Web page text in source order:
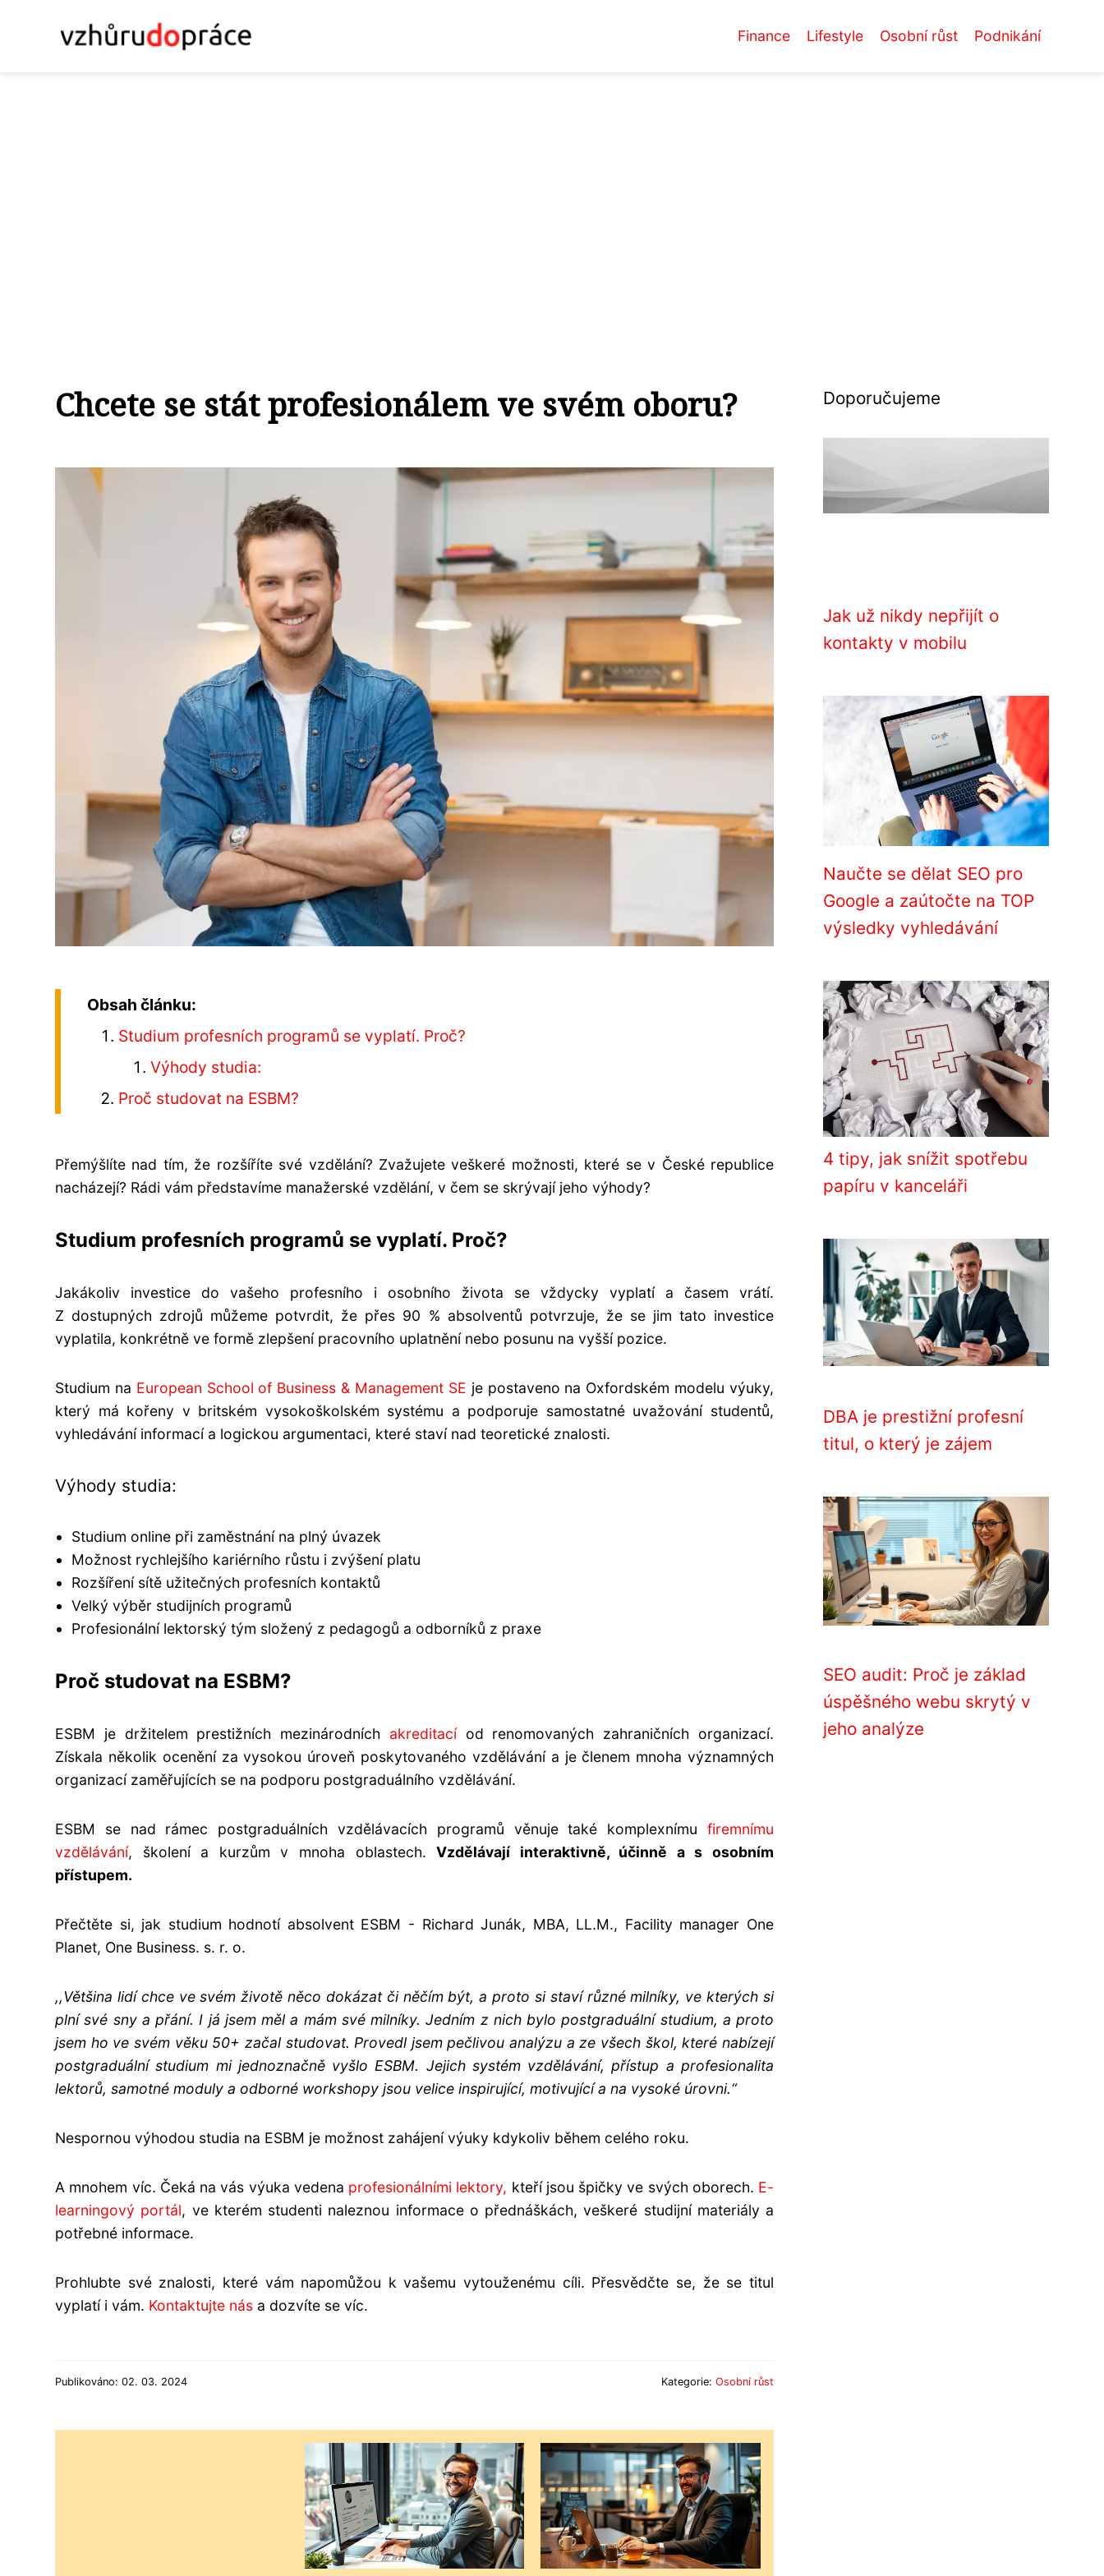
Finance Lifestyle Osobní růst Podnikání
Chcete se stát profesionálem ve svém oboru?
Obsah článku:
Studium profesních programů se vyplatí. Proč?
Výhody studia:
Proč studovat na ESBM?
Přemýšlíte nad tím, že rozšíříte své vzdělání? Zvažujete veškeré možnosti, které se v České republice
nacházejí? Rádi vám představíme manažerské vzdělání, v čem se skrývají jeho výhody?
Studium profesních programů se vyplatí. Proč?
Jakákoliv investice do vašeho profesního i osobního života se vždycky vyplatí a časem vrátí.
Z dostupných zdrojů můžeme potvrdit, že přes 90 % absolventů potvrzuje, že se jim tato investice
vyplatila, konkrétně ve formě zlepšení pracovního uplatnění nebo posunu na vyšší pozice.
Studium na European School of Business & Management SE je postaveno na Oxfordském modelu výuky,
který má kořeny v britském vysokoškolském systému a podporuje samostatné uvažování studentů,
vyhledávání informací a logickou argumentaci, které staví nad teoretické znalosti.
Výhody studia:
Studium online při zaměstnání na plný úvazek
Možnost rychlejšího kariérního růstu i zvýšení platu
Rozšíření sítě užitečných profesních kontaktů
Velký výběr studijních programů
Profesionální lektorský tým složený z pedagogů a odborníků z praxe
Proč studovat na ESBM?
ESBM je držitelem prestižních mezinárodních akreditacíod renomovaných zahraničních organizací.
Získala několik ocenění za vysokou úroveň poskytovaného vzdělávání a je členem mnoha významných
organizací zaměřujících se na podporu postgraduálního vzdělávání.
ESBM se nad rámec postgraduálních vzdělávacích programů věnuje také komplexnímu firemnímu
vzdělávání, školení a kurzům v mnoha oblastech.Vzdělávají interaktivně, účinně a s osobním
přístupem.
Přečtěte si, jak studium hodnotí absolvent ESBM - Richard Junák, MBA, LL.M., Facility manager One
Planet, One Business. s. r. o.
,,Většina lidí chce ve svém životě něco dokázat či něčím být, a proto si staví různé milníky, ve kterých si
plní své sny a přání. I já jsem měl a mám své milníky. Jedním z nich bylo postgraduální studium, a proto
jsem ho ve svém věku 50+ začal studovat. Provedl jsem pečlivou analýzu a ze všech škol, které nabízejí
postgraduální studium mi jednoznačně vyšlo ESBM. Jejich systém vzdělávání, přístup a profesionalita
lektorů, samotné moduly a odborné workshopy jsou velice inspirující, motivující a na vysoké úrovni.“
Nespornou výhodou studia na ESBM je možnost zahájení výuky kdykoliv během celého roku.
A mnohem víc. Čeká na vás výuka vedena profesionálními lektory, kteří jsou špičky ve svých oborech. E-
learningový portál, ve kterém studenti naleznou informace o přednáškách, veškeré studijní materiály a
potřebné informace.
Prohlubte své znalosti, které vám napomůžou k vašemu vytouženému cíli. Přesvědčte se, že se titul
vyplatí i vám. Kontaktujte nás a dozvíte se víc.
Publikováno: 02. 03. 2024 Kategorie: Osobní růst
Doporučujeme
Jak už nikdy nepřijít o
kontakty v mobilu
Naučte se dělat SEO pro
Google a zaútočte na TOP
výsledky vyhledávání
4 tipy, jak snížit spotřebu
papíru v kanceláři
DBA je prestižní profesní
titul, o který je zájem
SEO audit: Proč je základ
úspěšného webu skrytý v
jeho analýze